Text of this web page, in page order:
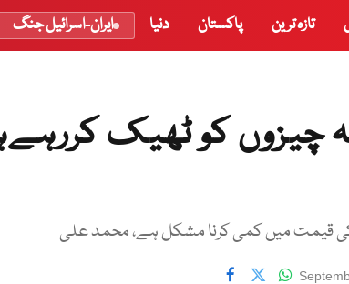
تازہ ترین پاکستان دنیا ایران-اسرائیل جنگ
چیزوں کو ٹھیک
کی قیمت میں کمی کرنا مشکل ہے، محمد علی